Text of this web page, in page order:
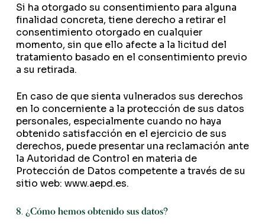
Si ha otorgado su consentimiento para alguna
finalidad concreta, tiene derecho a retirar el
consentimiento otorgado en cualquier
momento, sin que ello afecte a la licitud del
tratamiento basado en el consentimiento previo
a su retirada.
En caso de que sienta vulnerados sus derechos
en lo concerniente a la protección de sus datos
personales, especialmente cuando no haya
obtenido satisfacción en el ejercicio de sus
derechos, puede presentar una reclamación ante
la Autoridad de Control en materia de
Protección de Datos competente a través de su
sitio web: www.aepd.es.
8. ¿Cómo hemos obtenido sus datos?